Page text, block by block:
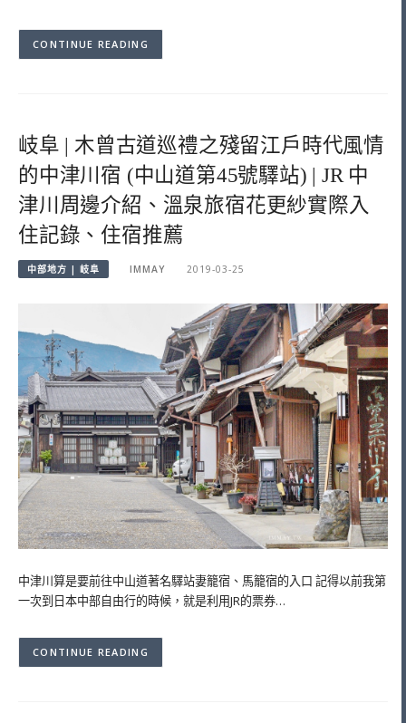
CONTINUE READING
岐阜 | 木曾古道巡禮之殘留江戶時代風情
的中津川宿 (中山道第45號驛站) | JR 中
津川周邊介紹、溫泉旅宿花更紗實際入
住記錄、住宿推薦
中部地方 | 岐阜 IMMAY 2019-03-25
中津川算是要前往中山道著名驛站妻籠宿、馬籠宿的入口 記得以前我第
一次到日本中部自由行的時候，就是利用JR的票券…
CONTINUE READING